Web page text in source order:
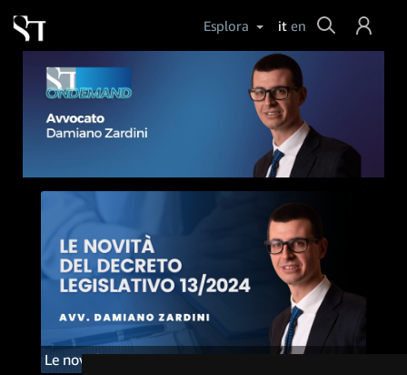
Esplora it en Cerca
Le novità del decreto legislativo 13/2024